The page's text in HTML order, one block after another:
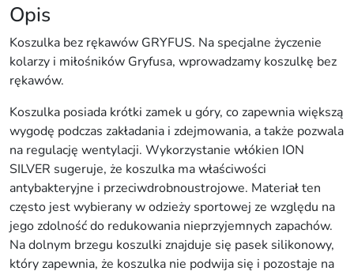
k
a
b
e
r
ę
k
a
w
ó
w
.
W
Opis
Koszulka bez rękawów GRYFUS. Na specjalne życzenie
kolarzy i miłośników Gryfusa, wprowadzamy koszulkę bez
rękawów.
Koszulka posiada krótki zamek u góry, co zapewnia większą
wygodę podczas zakładania i zdejmowania, a także pozwala
na regulację wentylacji. Wykorzystanie włókien ION
SILVER sugeruje, że koszulka ma właściwości
antybakteryjne i przeciwdrobnoustrojowe. Materiał ten
często jest wybierany w odzieży sportowej ze względu na
jego zdolność do redukowania nieprzyjemnych zapachów.
Na dolnym brzegu koszulki znajduje się pasek silikonowy,
który zapewnia, że koszulka nie podwija się i pozostaje na